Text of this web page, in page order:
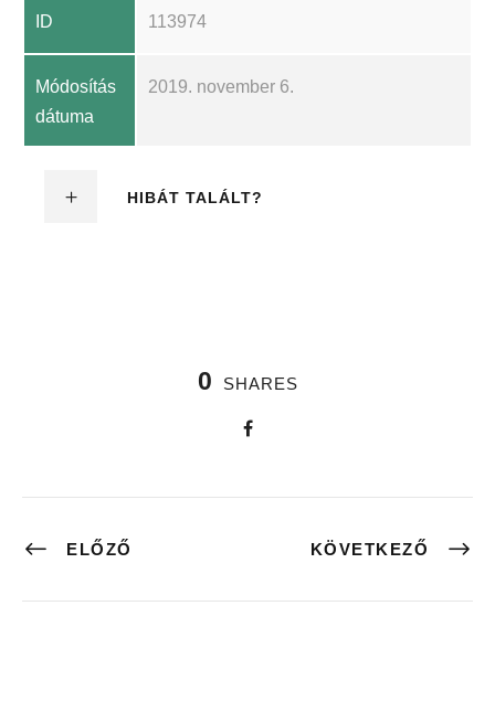
ID 113974
Módosítás
dátuma
2019. november 6.
HIBÁT TALÁLT?
0 SHARES
ELŐZŐ KÖVETKEZŐ